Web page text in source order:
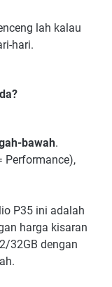
lah kalau
hari.
bawah.
Performance),
P35 ini adalah
harga kisaran
32GB dengan